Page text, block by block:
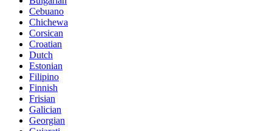
Cebuano
Chichewa
Corsican
Croatian
Dutch
Estonian
Filipino
Finnish
Frisian
Galician
Georgian